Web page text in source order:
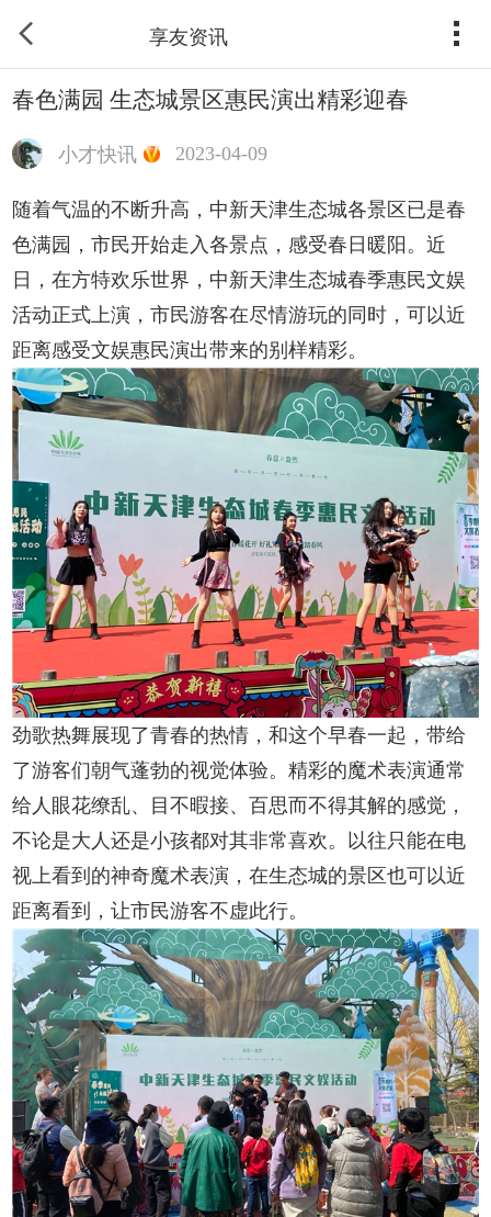
享友资讯
春色满园 生态城景区惠民演出精彩迎春
小才快讯 2023-04-09
随着气温的不断升高，中新天津生态城各景区已是春
色满园，市民开始走入各景点，感受春日暖阳。近
日，在方特欢乐世界，中新天津生态城春季惠民文娱
活动正式上演，市民游客在尽情游玩的同时，可以近
距离感受文娱惠民演出带来的别样精彩。
劲歌热舞展现了青春的热情，和这个早春一起，带给
了游客们朝气蓬勃的视觉体验。精彩的魔术表演通常
给人眼花缭乱、目不暇接、百思而不得其解的感觉，
不论是大人还是小孩都对其非常喜欢。以往只能在电
视上看到的神奇魔术表演，在生态城的景区也可以近
距离看到，让市民游客不虚此行。